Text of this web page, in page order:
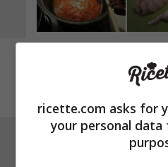
Aggiungete il
ricette.com asks for
your personal